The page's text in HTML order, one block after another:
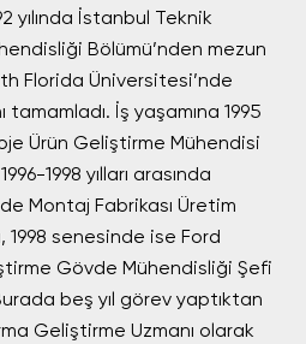
yılında İstanbul Teknik
Bölümü’nden mezun
Florida Üniversitesi’nde
tamamladı. İş yaşamına 1995
Ürün Geliştirme Mühendisi
1998 yılları arasında
Montaj Fabrikası Üretim
1998 senesinde ise Ford
Gövde Mühendisliği Şefi
beş yıl görev yaptıktan
Geliştirme Uzmanı olarak